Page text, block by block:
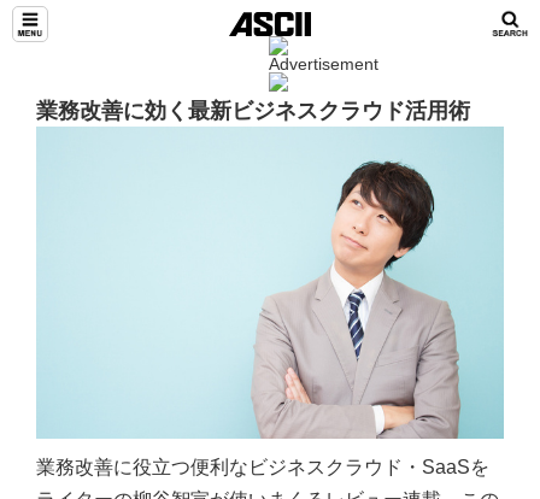
業務改善に効く最新ビジネスクラウド活用術
業務改善に役立つ便利なビジネスクラウド・SaaSを